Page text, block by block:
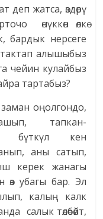
деп жатса, өздөрү
өнүккөн өлкө
бардык нерсеге
алышыбыз
чейин кулайбыз
тартабыз?
оңолгондо,
тапкан-
бүткүл кен
аны сатып,
керек жанагы
өз убагы бар. Эл
калың калк
салык төлөбөйт,